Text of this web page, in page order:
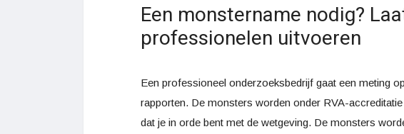
Een monstername nodig?
professionelen uitvoeren
Een professioneel onderzoeksbedrijf gaat een meting
rapporten. De monsters worden onder RVA-
dat je in orde bent met de wetgeving. De monsters